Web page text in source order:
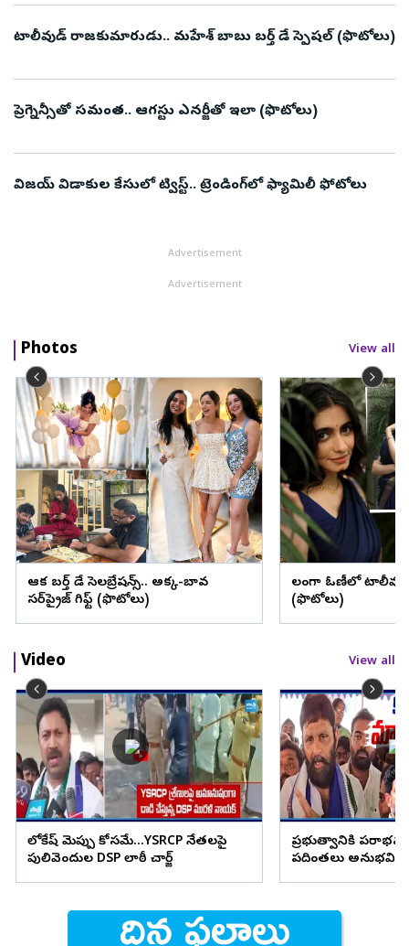
టాలీవుడ్ రాజకుమారుడు.. మహేశ్ బాబు బర్త్ డే స్పెషల్ (ఫొటోలు)
ప్రెగ్నెన్సీతో సమంత.. ఆగస్టు ఎనర్జీతో ఇలా (ఫొటోలు)
విజయ్ విడాకుల కేసులో ట్విస్ట్.. ట్రెండింగ్‌లో ఫ్యామిలీ ఫోటోలు
Advertisement
Advertisement
Photos View all
ఆషిక బర్త్ డే సెలబ్రేషన్స్.. అక్క-బావ
సర్‌ప్రైజ్ గిఫ్ట్ (ఫొటోలు)
లంగా ఓణీలో టాలీవుడ్
(ఫొటోలు)
Video View all
లోకేష్ మెప్పు కోసమే...YSRCP నేతలపై
పులివెందుల DSP లాఠీ చార్జ్
ప్రభుత్వానికి
పదింతలు